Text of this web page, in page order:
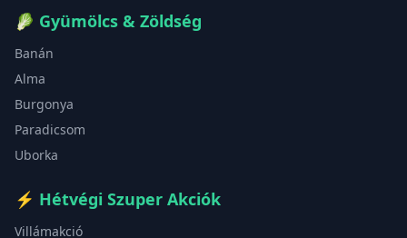
🥬 Gyümölcs & Zöldség
Banán
Alma
Burgonya
Paradicsom
Uborka
⚡ Hétvégi Szuper Akciók
Villámakció